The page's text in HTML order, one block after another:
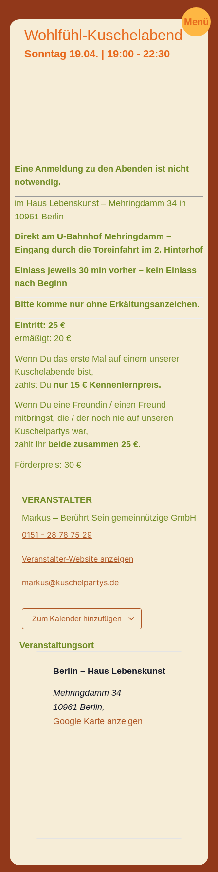
Menü
Wohlfühl-Kuschelabend
Sonntag 19.04. | 19:00 - 22:30
Eine Anmeldung zu den Abenden ist nicht
notwendig.
im Haus Lebenskunst – Mehringdamm 34 in
10961 Berlin
Direkt am U-Bahnhof Mehringdamm –
Eingang durch die Toreinfahrt im 2. Hinterhof
Einlass jeweils 30 min vorher – kein Einlass
nach Beginn
Bitte komme nur ohne Erkältungsanzeichen.
Eintritt: 25 €
ermäßigt: 20 €
Wenn Du das erste Mal auf einem unserer
Kuschelabende bist,
zahlst Du nur 15 € Kennenlernpreis.
Wenn Du eine Freundin / einen Freund
mitbringst, die / der noch nie auf unseren
Kuschelpartys war,
zahlt Ihr beide zusammen 25 €.
Förderpreis: 30 €
VERANSTALTER
Markus – Berührt Sein gemeinnützige GmbH
0151 - 28 78 75 29
Veranstalter-Website anzeigen
markus@kuschelpartys.de
Zum Kalender hinzufügen
Veranstaltungsort
Berlin – Haus Lebenskunst
Mehringdamm 34
10961 Berlin,
Google Karte anzeigen